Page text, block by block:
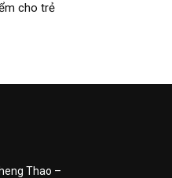
cho trẻ
Thao –